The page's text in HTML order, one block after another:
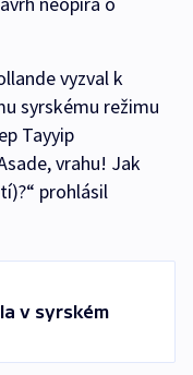
vyzval k
syrskému režimu
Tayyip
vrahu! Jak
prohlásil
v syrském